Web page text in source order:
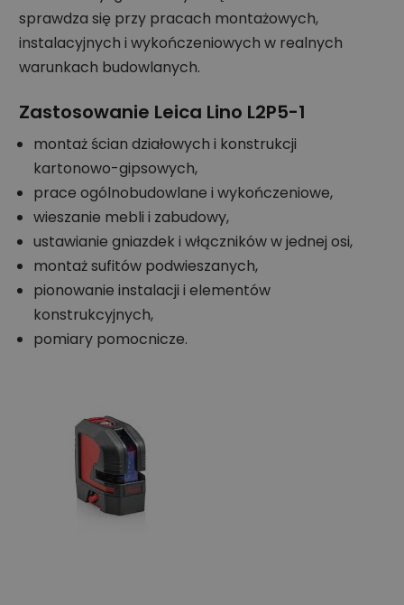
sprawdza się przy pracach montażowych,
instalacyjnych i wykończeniowych w realnych
warunkach budowlanych.
Zastosowanie Leica Lino L2P5-1
montaż ścian działowych i konstrukcji
kartonowo-gipsowych,
prace ogólnobudowlane i wykończeniowe,
wieszanie mebli i zabudowy,
ustawianie gniazdek i włączników w jednej osi,
montaż sufitów podwieszanych,
pionowanie instalacji i elementów
konstrukcyjnych,
pomiary pomocnicze.